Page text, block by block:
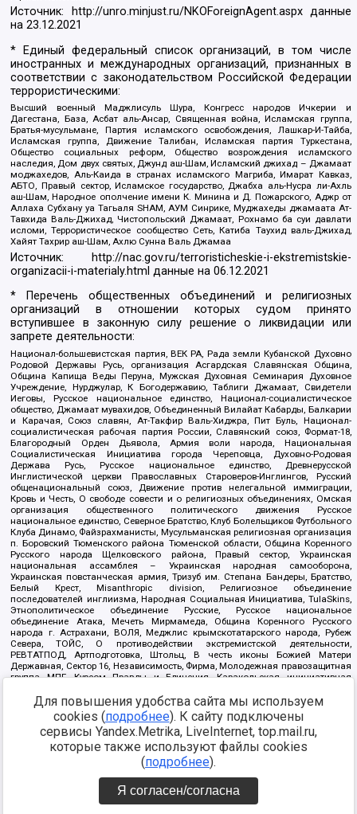
Источник: http://unro.minjust.ru/NKOForeignAgent.aspxданные
на23.12.2021
* Единый федеральный список организаций, в том числе
иностранных и международных организаций, признанных в
соответствии с законодательством Российской Федерации
террористическими:
Высший военный Маджлисуль Шура, Конгресс народов Ичкерии и
Дагестана, База, Асбат аль-Ансар, Священная война, Исламская группа,
Братья-мусульмане, Партия исламского освобождения, Лашкар-И-Тайба,
Исламская группа, Движение Талибан, Исламская партия Туркестана,
Общество социальных реформ, Общество возрождения исламского
наследия, Дом двух святых, Джунд аш-Шам, Исламский джихад – Джамаат
моджахедов, Аль-Каида в странах исламского Магриба, Имарат Кавказ,
АБТО, Правый сектор, Исламское государство, Джабха аль-Нусра ли-Ахль
аш-Шам, Народное ополчение имени К. Минина и Д. Пожарского, Аджр от
Аллаха Субхану уа Тагьаля SHAM, АУМ Синрике, Муджахеды джамаата Ат-
Тавхида Валь-Джихад, Чистопольский Джамаат, Рохнамо ба суи давлати
исломи, Террористическое сообщество Сеть, Катиба Таухид валь-Джихад,
Хайят Тахрир аш-Шам, Ахлю Сунна Валь Джамаа
Источник:
http://nac.gov.ru/terroristicheskie-i-ekstremistskie-
organizacii-i-materialy.html данные на06.12.2021
* Перечень общественных объединений и религиозных
организаций в отношении которых судом принято
вступившее в законную силу решение о ликвидации или
запрете деятельности:
Национал-большевистская партия, ВЕК РА, Рада земли Кубанской Духовно
Родовой Державы Русь, организация Асгардская Славянская Община,
Община Капища Веды Перуна, Мужская Духовная Семинария Духовное
Учреждение, Нурджулар, К Богодержавию, Таблиги Джамаат, Свидетели
Иеговы, Русское национальное единство, Национал-социалистическое
общество, Джамаат мувахидов, Объединенный Вилайат Кабарды, Балкарии
и Карачая, Союз славян, Ат-Такфир Валь-Хиджра, Пит Буль, Национал-
социалистическая рабочая партия России, Славянский союз, Формат-18,
Благородный Орден Дьявола, Армия воли народа, Национальная
Социалистическая Инициатива города Череповца, Духовно-Родовая
Держава Русь, Русское национальное единство, Древнерусской
Инглистической церкви Православных Староверов-Инглингов, Русский
общенациональный союз, Движение против нелегальной иммиграции,
Кровь и Честь, О свободе совести и о религиозных объединениях, Омская
организация общественного политического движения Русское
национальное единство, Северное Братство, Клуб Болельщиков Футбольного
Клуба Динамо, Файзрахманисты, Мусульманская религиозная организация
п. Боровский Тюменского района Тюменской области, Община Коренного
Русского народа Щелковского района, Правый сектор, Украинская
национальная ассамблея – Украинская народная самооборона,
Украинская повстанческая армия, Тризуб им. Степана Бандеры, Братство,
Белый Крест, Misanthropic division, Религиозное объединение
последователей инглиизма, Народная Социальная Инициатива, TulaSkins,
Этнополитическое объединение Русские, Русское национальное
объединение Атака, Мечеть Мирмамеда, Община Коренного Русского
народа г. Астрахани, ВОЛЯ, Меджлис крымскотатарского народа, Рубеж
Севера, ТОЙС, О противодействии экстремистской деятельности,
РЕВТАТПОД, Артподготовка, Штольц, В честь иконы Божией Матери
Державная, Сектор 16, Независимость, Фирма, Молодежная правозащитная
группа МПГ, Курсом Правды и Единения, Каракольская инициативная
Благотворительный пансионат Ак Умут, Русская республика Русь,
Арестантское уголовное единство, Башкорт, Нация и свобода, W.H.С., Фалунь
Дафа, Иртыш Ultras, Русский Патриотический клуб-Новокузнецк/РПК,
Сибирский державный союз, Фонд борьбы с коррупцией, Фонд защиты прав
граждан, Штабы Навального, Совет граждан СССР Прикубанского округа г.
Краснодара
https://minjust.gov.ru/ru/documents/7822/
Для повышения удобства сайта мы используем
cookies (подробнее). К сайту подключены
сервисы Yandex.Metrika, LiveInternet, top.mail.ru,
которые также используют файлы cookies
(подробнее).
Я согласен/согласна